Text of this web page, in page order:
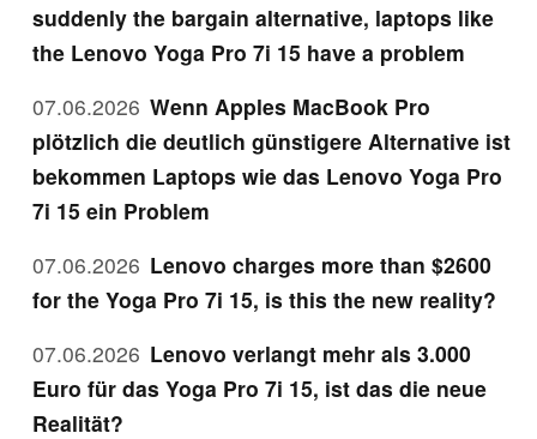
suddenly the bargain alternative, laptops like
the Lenovo Yoga Pro 7i 15 have a problem
07.06.2026 Wenn Apples MacBook Pro
plötzlich die deutlich günstigere Alternative ist
bekommen Laptops wie das Lenovo Yoga Pro
7i 15 ein Problem
07.06.2026 Lenovo charges more than $2600
for the Yoga Pro 7i 15, is this the new reality?
07.06.2026 Lenovo verlangt mehr als 3.000
Euro für das Yoga Pro 7i 15, ist das die neue
Realität?